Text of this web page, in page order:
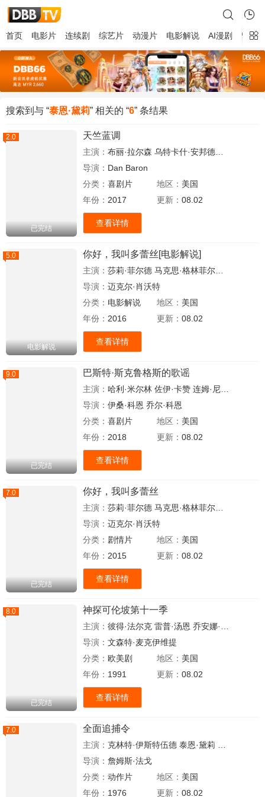
首页 电影片 连续剧 综艺片 动漫片 电影解说 AI漫剧 留言
搜索到与 “泰恩·黛莉” 相关的 “6” 条结果
2.0
已完结
天竺蓝调
主演： 布丽·拉尔森 乌特卡什·安邦德卡尔
导演： Dan Baron
分类： 喜剧片 地区： 美国
年份： 2017 更新： 08.02
查看详情
5.0
电影解说
你好，我叫多蕾丝[电影解说]
主演： 莎莉·菲尔德 马克思·格林菲尔德
导演： 迈克尔·肖沃特
分类： 电影解说 地区： 美国
年份： 2016 更新： 08.02
查看详情
9.0
已完结
巴斯特·斯克鲁格斯的歌谣
主演： 哈利·米尔林 佐伊·卡赞 连姆·尼森
导演： 伊桑·科恩 乔尔·科恩
分类： 喜剧片 地区： 美国
年份： 2018 更新： 08.02
查看详情
7.0
已完结
你好，我叫多蕾丝
主演： 莎莉·菲尔德 马克思·格林菲尔德
导演： 迈克尔·肖沃特
分类： 剧情片 地区： 美国
年份： 2015 更新： 08.02
查看详情
8.0
已完结
神探可伦坡第十一季
主演： 彼得·法尔克 雷普·汤恩 乔安娜·高茵
导演： 文森特·麦克伊维提
分类： 欧美剧 地区： 美国
年份： 1991 更新： 08.02
查看详情
7.0 全面追捕令
主演： 克林特·伊斯特伍德 泰恩·黛莉
导演： 詹姆斯·法戈
分类： 动作片 地区： 美国
年份： 1976 更新： 08.02